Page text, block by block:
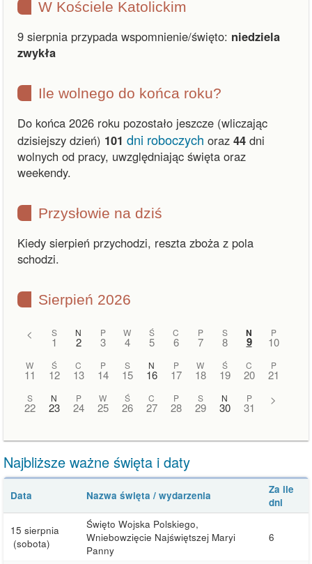
W Kościele Katolickim
9 sierpnia przypada wspomnienie/święto: niedziela
zwykła
Ile wolnego do końca roku?
Do końca 2026 roku pozostało jeszcze (wliczając
dzisiejszy dzień) 101 dni roboczych oraz 44 dni
wolnych od pracy, uwzględniając święta oraz
weekendy.
Przysłowie na dziś
Kiedy sierpień przychodzi, reszta zboża z pola
schodzi.
Sierpień 2026
< S
1
N
2
P
3
W
4
Ś
5
C
6
P
7
S
8
N
9
P
10
W
11
Ś
12
C
13
P
14
S
15
N
16
P
17
W
18
Ś
19
C
20
P
21
S
22
N
23
P
24
W
25
Ś
26
C
27
P
28
S
29
N
30
P
31
>
Najbliższe ważne święta i daty
Data Nazwa święta / wydarzenia
Za ile
dni
15 sierpnia
(sobota)
Święto Wojska Polskiego,
Wniebowzięcie Najświętszej Maryi
Panny
6